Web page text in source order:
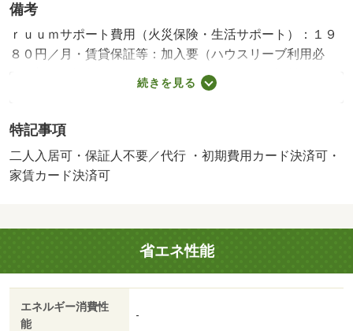
備考
ｒｕｕｍサポート費用（火災保険・生活サポート）：１９
８０円／月・賃貸保証等：加入要（ハウスリーブ利用必
須 初回保証料・・・２２，０００円 月額保証料・・・
月額総賃料の２．２％口座振替手数料 １７０円）・鍵交
月・諸条件については当社スタッフにお気軽にご相談くだ
さい！・バイク置場：なし・駐輪場：有/定額補修費 60000
円
続きを見る
特記事項
二人入居可・保証人不要／代行 ・初期費用カード決済可・
家賃カード決済可
省エネ性能
エネルギー消費性
能
-